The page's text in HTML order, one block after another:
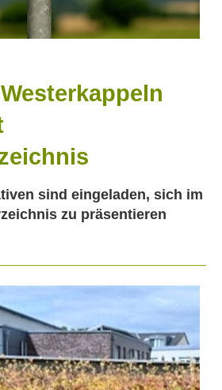
sind eingeladen, sich im
zu präsentieren